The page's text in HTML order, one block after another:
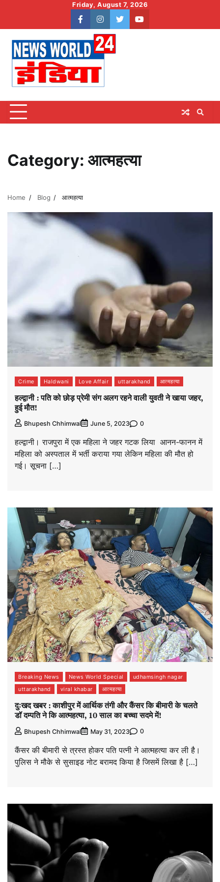
content
Friday, August 7, 2026
facebookinstagram
twitteryoutube
Category: आत्महत्या
Home Blog आत्महत्या
Crime Haldwani Love Affair uttarakhand आत्महत्या
हल्द्वानी : पति को छोड़ प्रेमी संग अलग रहने वाली युवती ने खाया जहर,
हुई मौत!
Bhupesh Chhimwal June 5, 2023 0
हल्द्वानी। राजपुरा में एक महिला ने जहर गटक लिया आनन-फानन में
महिला को अस्पताल में भर्ती कराया गया लेकिन महिला की मौत हो
गई। सूचना […]
Breaking News News World Special
udhamsingh nagar
uttarakhand
viral khabar आत्महत्या
दुःखद खबर : काशीपुर में आर्थिक तंगी और कैंसर कि बीमारी के चलते
डॉ दम्पति ने कि आत्महत्या, 10 साल का बच्चा सदमे में!
Bhupesh Chhimwal May 31, 2023 0
कैंसर की बीमारी से त्रस्त होकर पति पत्नी ने आत्महत्या कर ली है।
पुलिस ने मौके से सुसाइड नोट बरामद किया है जिसमें लिखा है […]